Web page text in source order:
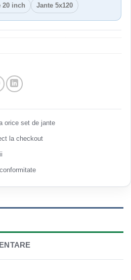
20 inch Jante 5x120
orice set de jante
la checkout